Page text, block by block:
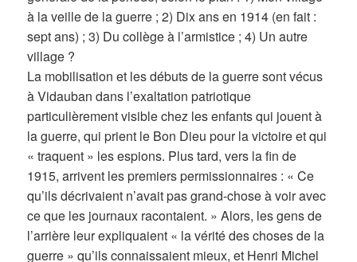
à la veille de la guerre ; 2) Dix ans en 1914 (en fait :
sept ans) ; 3) Du collège à l’armistice ; 4) Un autre
village ?
La mobilisation et les débuts de la guerre sont vécus
à Vidauban dans l’exaltation patriotique
particulièrement visible chez les enfants qui jouent à
la guerre, qui prient le Bon Dieu pour la victoire et qui
« traquent » les espions. Plus tard, vers la fin de
1915, arrivent les premiers permissionnaires : « Ce
qu’ils décrivaient n’avait pas grand-chose à voir avec
ce que les journaux racontaient. » Alors, les gens de
l’arrière leur expliquaient « la vérité des choses de la
guerre » qu’ils connaissaient mieux, et Henri Michel